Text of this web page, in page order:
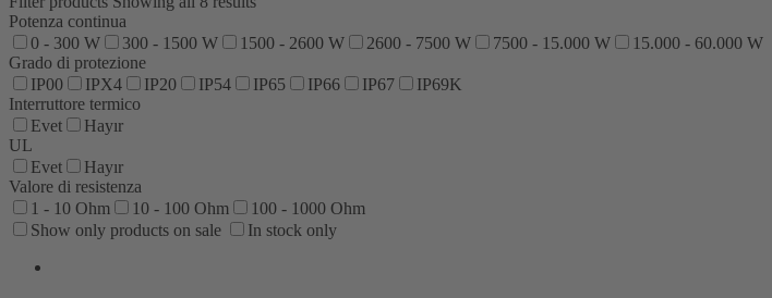
Potenza continua
0 - 300 W
300 - 1500 W 1500 - 2600 W 2600 - 7500 W 7500 - 15.000 W
15.000 - 60.000 W
Grado di protezione
IP00
IPX4 IP20 IP54 IP65 IP66 IP67
IP69K
Interruttore termico
Evet
Hayır
UL
Evet
Hayır
Valore di resistenza
1 - 10 Ohm
10 - 100 Ohm
100 - 1000 Ohm
Show only products on sale
In stock only